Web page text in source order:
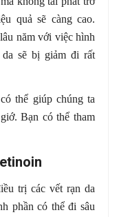
quả sẽ càng cao.
năm với việc hình
sẽ bị giảm đi rất
thể giúp chúng ta
Bạn có thể tham
trị các vết rạn da
phần có thể đi sâu